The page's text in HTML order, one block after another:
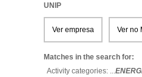
UNIP
Ver empresa Ver no
Matches in the search for:
Activity categories: ...